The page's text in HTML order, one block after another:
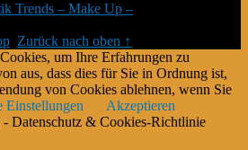
Trends – Make Up –
Zurück nach oben ↑
um Ihre Erfahrungen zu
aus, dass dies für Sie in Ordnung ist,
von Cookies ablehnen, wenn Sie
Einstellungen
Akzeptieren
Datenschutz & Cookies-Richtlinie